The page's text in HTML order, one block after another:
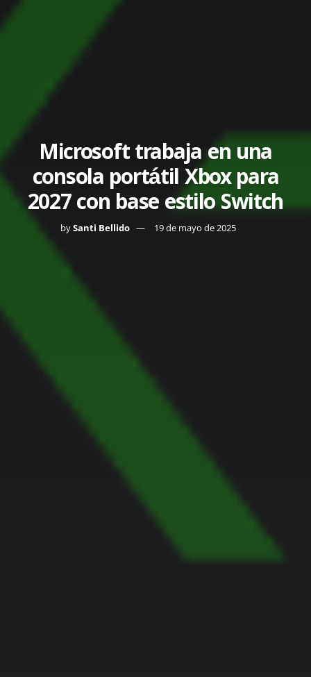
Microsoft trabaja en una
consola portátil Xbox para
2027 con base estilo Switch
bySanti Bellido 19 de mayo de 2025